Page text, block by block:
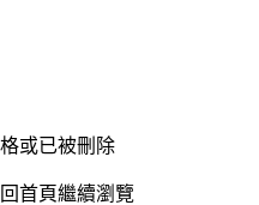
或已被刪除
首頁繼續瀏覽